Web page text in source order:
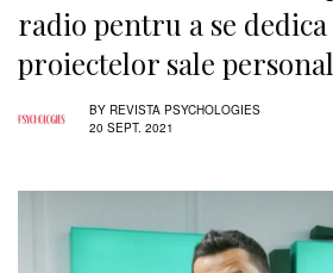
radio pentru a se
proiectelor sale
BY REVISTA PSYCHOLOGIES
20 SEPT. 2021